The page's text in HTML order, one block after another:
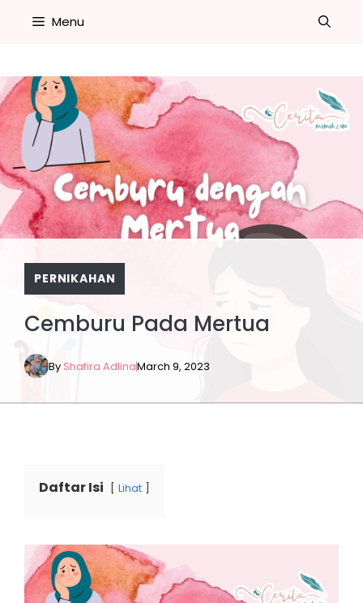
Menu
PERNIKAHAN
Cemburu Pada Mertua
By Shafira AdlinaMarch 9, 2023
Daftar Isi Lihat